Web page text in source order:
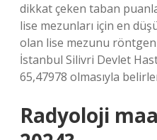
dikkat çeken taban
lise mezunları için en
olan lise mezunu
İstanbul Silivri Devlet
65,47978 olmasıyla
Radyoloji